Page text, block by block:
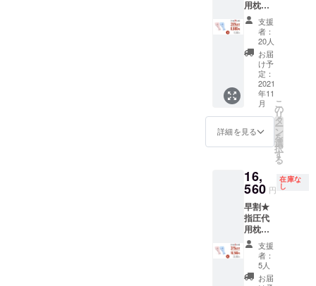
いま
す。ご
了承く
ださ
い。
により
遅れる
可能性
もござ
いま
す。 ※
送料込
の価格
となり
ます。
※商品の
仕様、
ては一
部変更
になる
可能性
もござ
いま
す。ご
了承く
ださ
い。
用枕
「LOBS
TER」1
セット
【1セッ
トの内
容】 ・
指圧代
用枕 x1
・収納
袋 x1 ・
日本語
取扱説
明書 x1
時期
は、生
産、配
送状況
により
遅れる
可能性
もござ
いま
す。 ※
支援
者：
20人
お届
け予
定：
2021
年11
月
詳細を見る
こ
の
リ
タ
ー
ン
を
選
択
す
る
16,
560 円
在庫な
し
早割★
指圧代
用枕
「LOBS
TER」2
セット
【1セッ
支援
者：
5人
お届